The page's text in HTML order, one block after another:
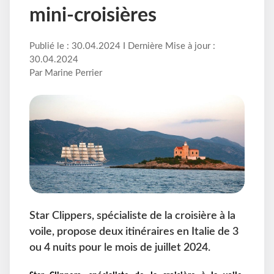
mini-croisières
Publié le : 30.04.2024 I Dernière Mise à jour :
30.04.2024
Par Marine Perrier
Star Clippers, spécialiste de la croisière à la
voile, propose deux itinéraires en Italie de 3
ou 4 nuits pour le mois de juillet 2024.